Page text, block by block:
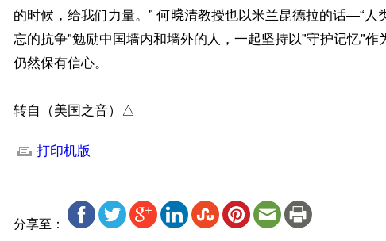
的时候，给我们力量。” 何𣇈清教授也以米兰昆德拉的话—“人
忘的抗争”勉励中国墙内和墙外的人，一起坚持以”守护记忆”
仍然保有信心。
转自（美国之音）△
打印机版
分享至：